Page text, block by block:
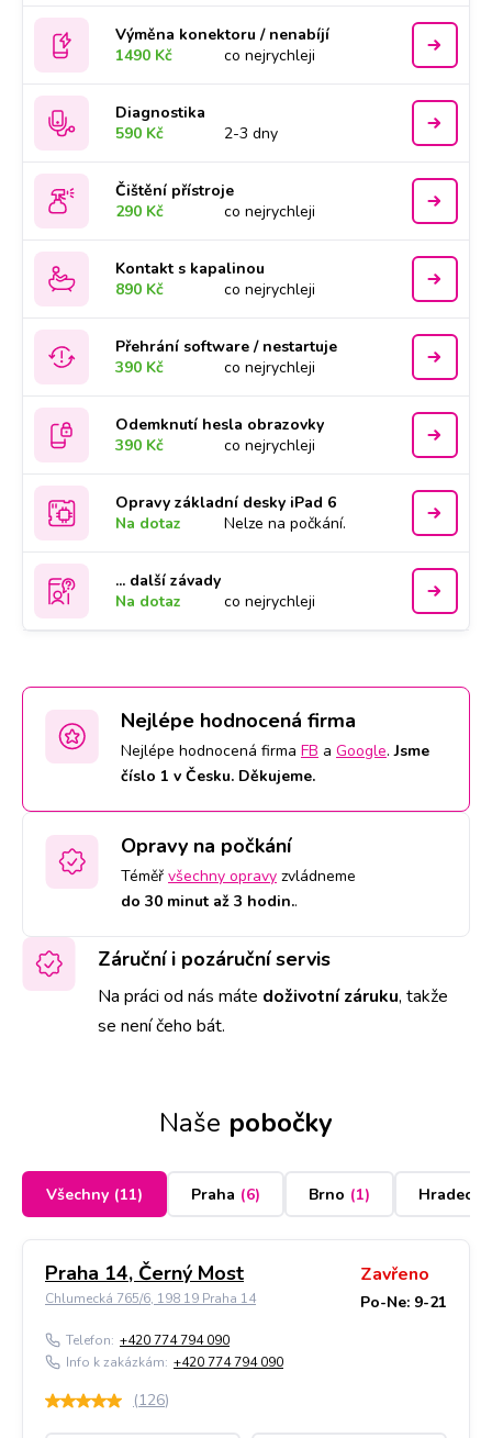
Výměna konektoru / nenabíjí
1490 Kč
co nejrychleji
Diagnostika
590 Kč
2-3 dny
Čištění přístroje
290 Kč
co nejrychleji
Kontakt s kapalinou
890 Kč
co nejrychleji
Přehrání software / nestartuje
390 Kč
co nejrychleji
Odemknutí hesla obrazovky
390 Kč
co nejrychleji
Opravy základní desky iPad 6
Na dotaz
Nelze na počkání.
... další závady
Na dotaz
co nejrychleji
Nejlépe hodnocená firma
Nejlépe hodnocená firma FB a Google.Jsme
číslo 1 v Česku. Děkujeme.
Opravy na počkání
Téměř všechny opravy zvládneme
do 30 minut až 3 hodin..
Záruční i pozáruční servis
Na práci od nás máte doživotní záruku, takže
se není čeho bát.
Naše pobočky
Všechny (11) Praha (6) Brno (1) Hradec
Praha 14, Černý Most
Chlumecká 765/6, 198 19 Praha 14
Zavřeno
Po-Ne: 9-21
Telefon: +420 774 794 090
Info k zakázkám: +420 774 794 090
(126)